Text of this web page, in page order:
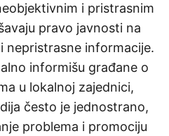
i pristrasnim
pravo javnosti na
nepristrasne informacije.
informišu građane o
u lokalnoj zajednici,
često je jednostrano,
problema i promociju